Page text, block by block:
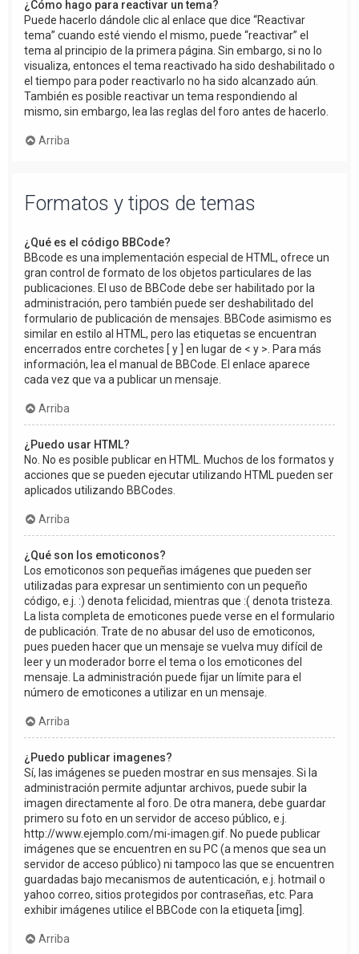
¿Cómo hago para reactivar un tema?
Puede hacerlo dándole clic al enlace que dice “Reactivar
tema” cuando esté viendo el mismo, puede “reactivar” el
tema al principio de la primera página. Sin embargo, si no lo
visualiza, entonces el tema reactivado ha sido deshabilitado o
el tiempo para poder reactivarlo no ha sido alcanzado aún.
También es posible reactivar un tema respondiendo al
mismo, sin embargo, lea las reglas del foro antes de hacerlo.
Arriba
Formatos y tipos de temas
¿Qué es el código BBCode?
BBcode es una implementación especial de HTML, ofrece un
gran control de formato de los objetos particulares de las
publicaciones. El uso de BBCode debe ser habilitado por la
administración, pero también puede ser deshabilitado del
formulario de publicación de mensajes. BBCode asimismo es
similar en estilo al HTML, pero las etiquetas se encuentran
encerrados entre corchetes [ y ] en lugar de < y >. Para más
información, lea el manual de BBCode. El enlace aparece
cada vez que va a publicar un mensaje.
Arriba
¿Puedo usar HTML?
No. No es posible publicar en HTML. Muchos de los formatos y
acciones que se pueden ejecutar utilizando HTML pueden ser
aplicados utilizando BBCodes.
Arriba
¿Qué son los emoticonos?
Los emoticonos son pequeñas imágenes que pueden ser
utilizadas para expresar un sentimiento con un pequeño
código, e.j. :) denota felicidad, mientras que :( denota tristeza.
La lista completa de emoticones puede verse en el formulario
de publicación. Trate de no abusar del uso de emoticonos,
pues pueden hacer que un mensaje se vuelva muy difícil de
leer y un moderador borre el tema o los emoticones del
mensaje. La administración puede fijar un límite para el
número de emoticones a utilizar en un mensaje.
Arriba
¿Puedo publicar imagenes?
Sí, las imágenes se pueden mostrar en sus mensajes. Si la
administración permite adjuntar archivos, puede subir la
imagen directamente al foro. De otra manera, debe guardar
primero su foto en un servidor de acceso público, e.j.
http://www.ejemplo.com/mi-imagen.gif. No puede publicar
imágenes que se encuentren en su PC (a menos que sea un
servidor de acceso público) ni tampoco las que se encuentren
guardadas bajo mecanismos de autenticación, e.j. hotmail o
yahoo correo, sitios protegidos por contraseñas, etc. Para
exhibir imágenes utilice el BBCode con la etiqueta [img].
Arriba